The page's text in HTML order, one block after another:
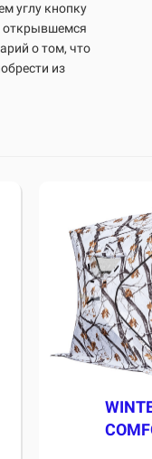
углу кнопку
открывшемся
о том, что
из